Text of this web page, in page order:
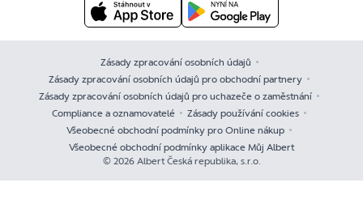
Zásady zpracování osobních údajů
Zásady zpracování osobních údajů pro obchodní partnery
Zásady zpracování osobních údajů pro uchazeče o zaměstnání
Compliance a oznamovatelé
Zásady používání cookies
Všeobecné obchodní podmínky pro Online nákup
Všeobecné obchodní podmínky aplikace Můj Albert
© 2026 Albert Česká republika, s.r.o.